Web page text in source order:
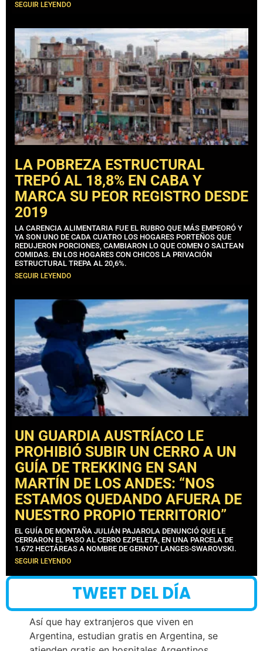
SEGUIR LEYENDO
LA POBREZA ESTRUCTURAL
TREPÓ AL 18,8% EN CABA Y
MARCA SU PEOR REGISTRO DESDE
2019
LA CARENCIA ALIMENTARIA FUE EL RUBRO QUE MÁS EMPEORÓ Y
YA SON UNO DE CADA CUATRO LOS HOGARES PORTEÑOS QUE
REDUJERON PORCIONES, CAMBIARON LO QUE COMEN O SALTEAN
COMIDAS. EN LOS HOGARES CON CHICOS LA PRIVACIÓN
ESTRUCTURAL TREPA AL 20,6%.
SEGUIR LEYENDO
UN GUARDIA AUSTRÍACO LE
PROHIBIÓ SUBIR UN CERRO A UN
GUÍA DE TREKKING EN SAN
MARTÍN DE LOS ANDES: “NOS
ESTAMOS QUEDANDO AFUERA DE
NUESTRO PROPIO TERRITORIO”
EL GUÍA DE MONTAÑA JULIÁN PAJAROLA DENUNCIÓ QUE LE
CERRARON EL PASO AL CERRO EZPELETA, EN UNA PARCELA DE
1.672 HECTÁREAS A NOMBRE DE GERNOT LANGES-SWAROVSKI.
SEGUIR LEYENDO
TWEET DEL DÍA
Así que hay extranjeros que viven en
Argentina, estudian gratis en Argentina, se